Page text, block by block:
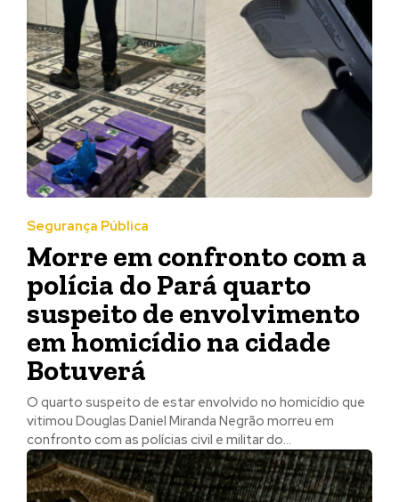
Segurança Pública
Morre em confronto com a
polícia do Pará quarto
suspeito de envolvimento
em homicídio na cidade
Botuverá
O quarto suspeito de estar envolvido no homicídio que
vitimou Douglas Daniel Miranda Negrão morreu em
confronto com as polícias civil e militar do...